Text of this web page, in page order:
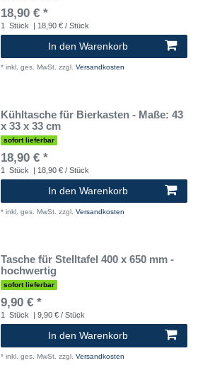
18,90 € *
1 Stück | 18,90 € / Stück
In den Warenkorb
* inkl. ges. MwSt. zzgl. Versandkosten
Kühltasche für Bierkasten - Maße: 43
x 33 x 33 cm
sofort lieferbar
18,90 € *
1 Stück | 18,90 € / Stück
In den Warenkorb
* inkl. ges. MwSt. zzgl. Versandkosten
Tasche für Stelltafel 400 x 650 mm -
hochwertig
sofort lieferbar
9,90 € *
1 Stück | 9,90 € / Stück
In den Warenkorb
* inkl. ges. MwSt. zzgl. Versandkosten